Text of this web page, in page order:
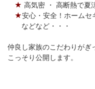
★ 高気密 ・ 高断熱で夏
★安心・安全！ホームセ
などなど・・・
仲良し家族のこだわりがぎ
こっそり公開します。